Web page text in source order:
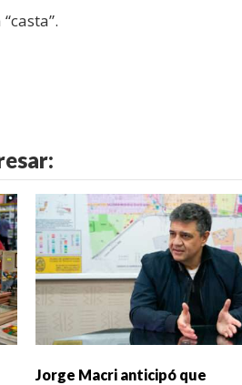
Jorge Macri anticipó que